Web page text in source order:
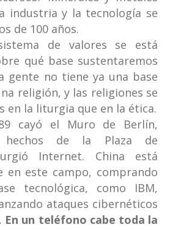
industria y la tecnología se
de 100 años.
de valores se está
qué base sustentaremos
gente no tiene ya una base
religión, y las religiones se
en la liturgia que en la ética.
cayó el Muro de Berlín,
hechos de la Plaza de
Internet. China está
en este campo, comprando
tecnológica, como IBM,
ataques cibernéticos
En un teléfono cabe toda la